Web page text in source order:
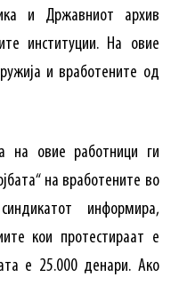
и Државниот архив
институции. На овие
и вработените од
на овие работници ги
на вработените во
информира,
кои протестираат е
е 25.000 денари. Ако